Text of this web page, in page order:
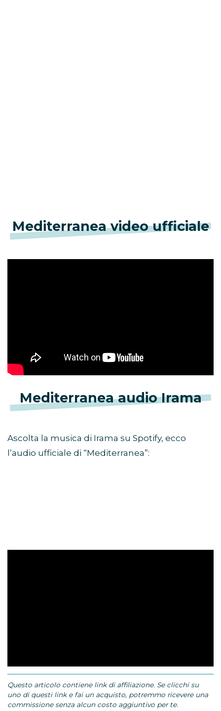
Mediterranea video ufficiale
Mediterranea audio Irama
Ascolta la musica di Irama su Spotify, ecco
l’audio ufficiale di “Mediterranea”:
Questo articolo contiene link di affiliazione. Se clicchi su
uno di questi link e fai un acquisto, potremmo ricevere una
commissione senza alcun costo aggiuntivo per te.